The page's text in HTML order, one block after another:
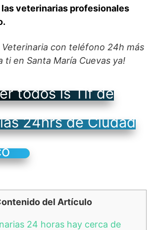
veterinarias profesionales
Veterinaria con teléfono 24h más
ti en Santa María Cuevas ya!
todos ls Tlf de
24hrs de Ciudad
del Artículo
24 horas hay cerca de